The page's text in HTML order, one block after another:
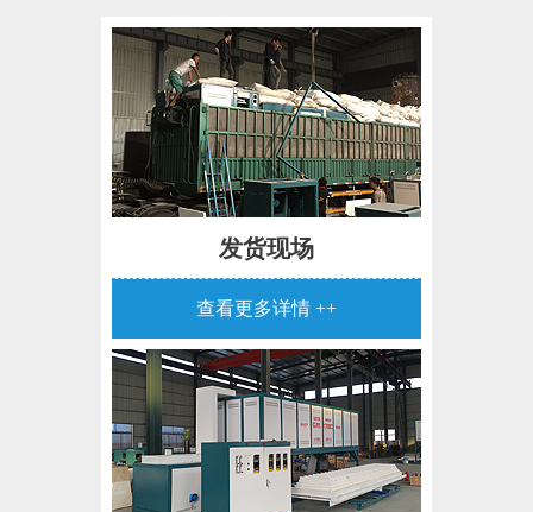
发货现场
查看更多详情 ++